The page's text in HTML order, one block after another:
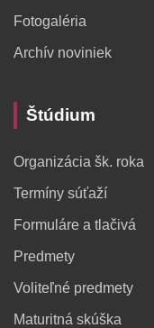
Fotogaléria
Archív noviniek
Štúdium
Organizácia šk. roka
Termíny súťaží
Formuláre a tlačivá
Predmety
Voliteľné predmety
Maturitná skúška